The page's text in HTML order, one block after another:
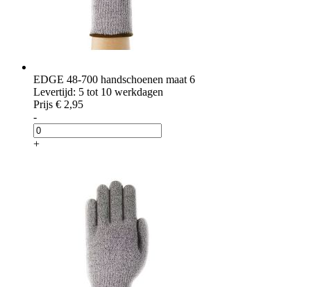
EDGE 48-700 handschoenen maat 6
Levertijd: 5 tot 10 werkdagen
Prijs € 2,95
-
+